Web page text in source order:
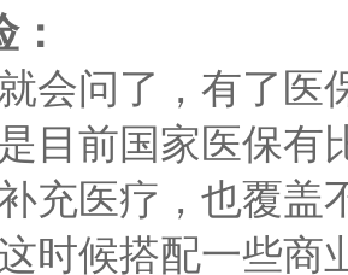
会问了，有了医
目前国家医保有
充医疗，也覆盖
时候搭配一些商